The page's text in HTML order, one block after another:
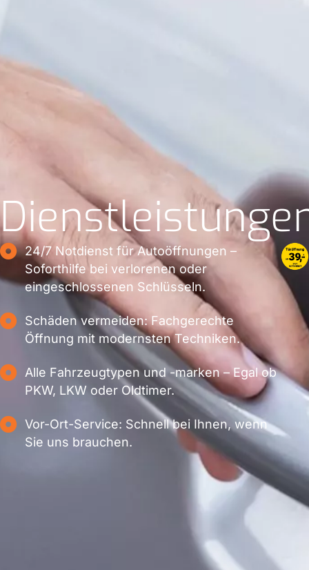
24/7 Notdienst für Autoöffnungen –
Soforthilfe bei verlorenen oder
eingeschlossenen Schlüsseln.
Schäden vermeiden: Fachgerechte
Öffnung mit modernsten Techniken.
Alle Fahrzeugtypen und -marken – Egal ob
PKW, LKW oder Oldtimer.
Vor-Ort-Service: Schnell bei Ihnen, wenn
Sie uns brauchen.